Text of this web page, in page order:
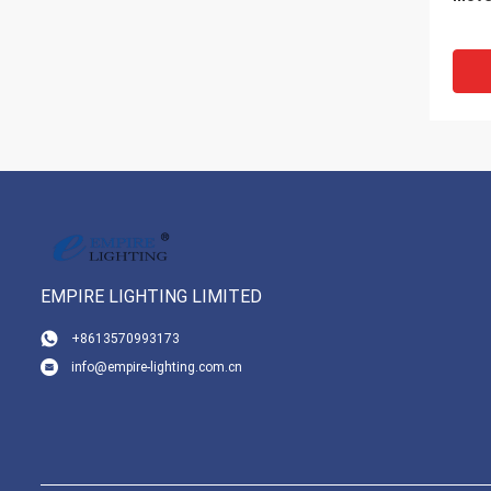
EMPIRE LIGHTING LIMITED
+8613570993173
info@empire-lighting.com.cn